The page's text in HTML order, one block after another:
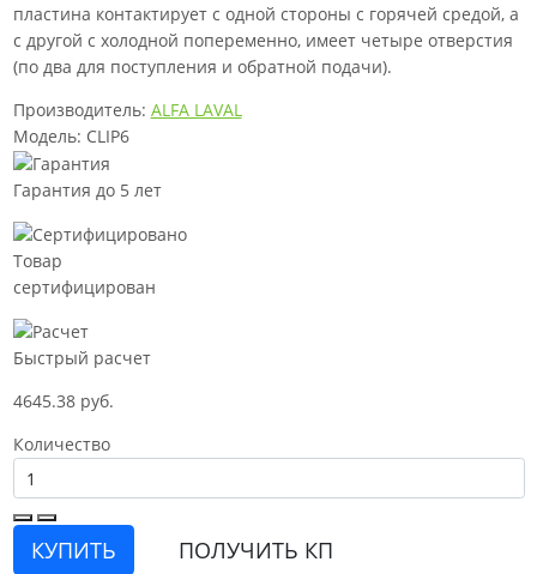
пластина контактирует с одной стороны с горячей средой, а
с другой с холодной попеременно, имеет четыре отверстия
(по два для поступления и обратной подачи).
Производитель: ALFA LAVAL
Модель: CLIP6
Гарантия до 5 лет
Товар
сертифицирован
Быстрый расчет
4645.38 руб.
Количество
КУПИТЬ ПОЛУЧИТЬ КП